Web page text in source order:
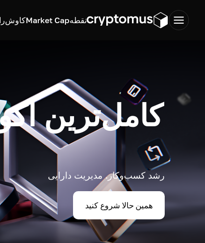
نقطهMarket Capکاوش
کامل‌ترین
رشد کسب‌وکار. مدیریت دارایی
همین حالا شروع کنید